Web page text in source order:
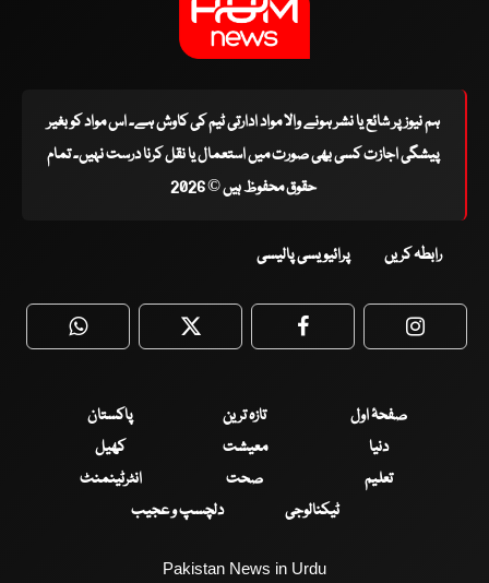
ہم نیوز پر شائع یا نشر ہونے والا مواد ادارتی ٹیم کی کاوش ہے۔ اس مواد کو بغیر
پیشگی اجازت کسی بھی صورت میں استعمال یا نقل کرنا درست نہیں۔ تمام
حقوق محفوظ ہیں © 2026
رابطہ کریں پرائیویسی پالیسی
WhatsApp Twitter Facebook
صفحۂ اول تازہ ترین
پاکستان
دنیا
معیشت
کھیل
تعلیم
صحت
انٹرٹینمنٹ
ٹیکنالوجی
دلچسپ و عجیب
Pakistan News in Urdu